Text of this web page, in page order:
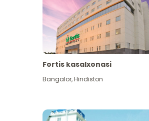
Fortis kasalxonasi
Bangalor,Hindiston